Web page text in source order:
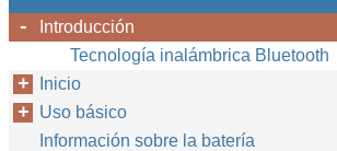
Introducción
Tecnología inalámbrica Bluetooth
Inicio
Uso básico
Información sobre la batería